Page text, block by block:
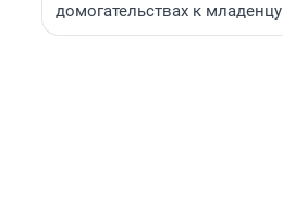
домогательствах к младенцу